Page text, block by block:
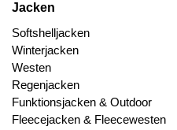
Jacken
Softshelljacken
Winterjacken
Westen
Regenjacken
Funktionsjacken & Outdoor
Fleecejacken & Fleecewesten